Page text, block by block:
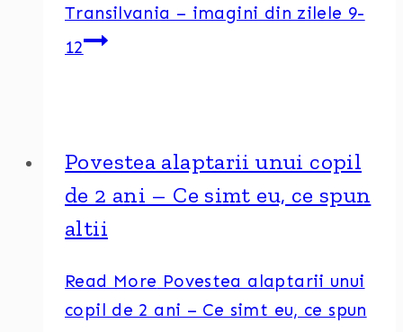
Transilvania – imagini din zilele 9-
12
Povestea alaptarii unui copil
de 2 ani – Ce simt eu, ce spun
altii
Read More Povestea alaptarii unui
copil de 2 ani – Ce simt eu, ce spun